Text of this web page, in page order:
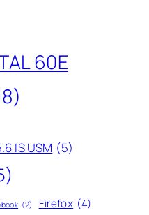
60E
IS USM (5)
(2) Firefox (4)